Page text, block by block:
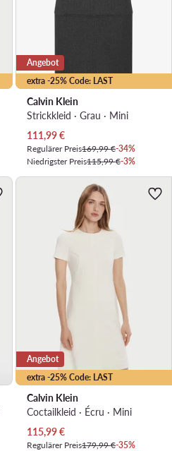
extra -25% Code: LAST
Angebot
Calvin Klein
Strickkleid · Grau · Mini
Aktueller Preis
111,99€
Regulärer Preis169,99 €-34%
Niedrigster Preis115,99 €-3%
extra -25% Code: LAST
Angebot
Calvin Klein
Coctailkleid · Écru · Mini
Aktueller Preis
115,99€
Regulärer Preis179,99 €-35%